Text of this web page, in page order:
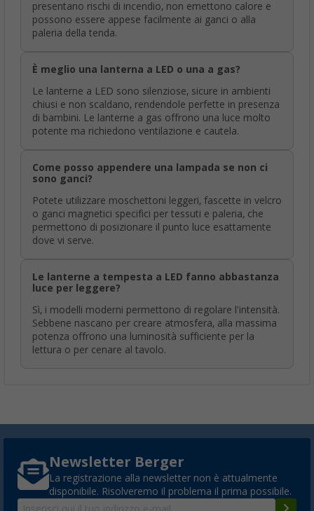
presentano rischi di incendio, non emettono calore e
possono essere appese facilmente ai ganci o alla
paleria della tenda.
È meglio una lanterna a LED o una a gas?
Le lanterne a LED sono silenziose, sicure in ambienti
chiusi e non scaldano, rendendole perfette in presenza
di bambini. Le lanterne a gas offrono una luce molto
potente ma richiedono ventilazione e cautela.
Come posso appendere una lampada se non ci
sono ganci?
Potete utilizzare moschettoni leggeri, fascette in velcro
o ganci magnetici specifici per tessuti e paleria, che
permettono di posizionare il punto luce esattamente
dove vi serve.
Le lanterne a tempesta a LED fanno abbastanza
luce per leggere?
Sì, i modelli moderni permettono di regolare l'intensità.
Sebbene nascano per creare atmosfera, alla massima
potenza offrono una luminosità sufficiente per la
lettura o per cenare al tavolo.
Newsletter Berger
La registrazione alla newsletter non è attualmente
disponibile. Risolveremo il problema il prima possibile.